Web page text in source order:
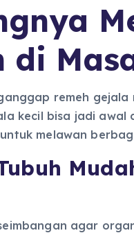
di
remeh
kecil bisa jadi awal
melawan
agar